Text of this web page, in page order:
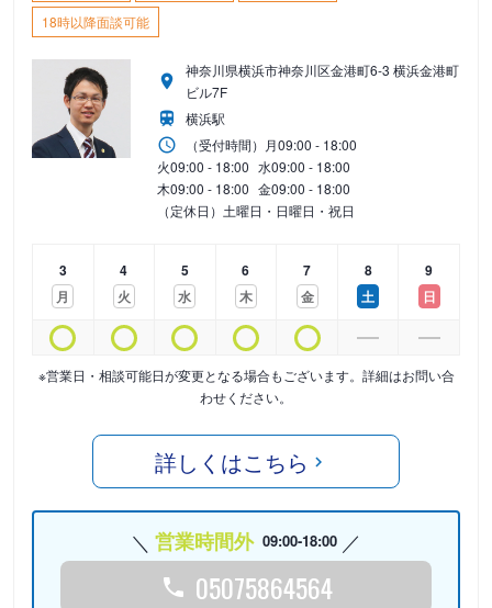
18時以降面談可能
神奈川県横浜市神奈川区金港町6-3 横浜金港町
ビル7F
横浜駅
（受付時間） 月09:00 - 18:00
火09:00 - 18:00 水09:00 - 18:00
木09:00 - 18:00 金09:00 - 18:00
（定休日）土曜日・日曜日・祝日
3
月
4
火
5
水
6
木
7
金
8
土
9
日
※営業日・相談可能日が変更となる場合もございます。詳細はお問い合
わせください。
詳しくはこちら
営業時間外 09:00-18:00
05075864564